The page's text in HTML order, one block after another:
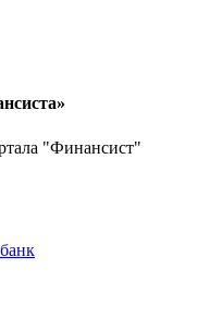
"Финансист"